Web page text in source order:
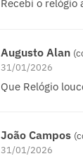
Recebi o relógio
Augusto Alan
31/01/2026
Que Relógio
João Campos
31/01/2026